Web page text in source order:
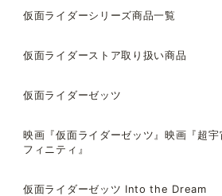
仮面ライダーシリーズ商品一覧
仮面ライダーストア取り扱い商品
仮面ライダーゼッツ
映画『仮面ライダーゼッツ』映画『超
フィニティ』
仮面ライダーゼッツ Into the Dream